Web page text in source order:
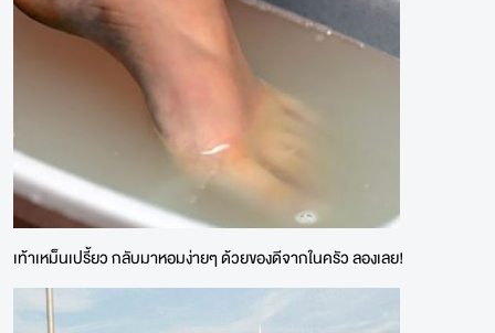
เท้าเหม็นเปรี้ยว กลับมาหอมง่ายๆ ด้วยของดีจากในครัว ลองเลย!